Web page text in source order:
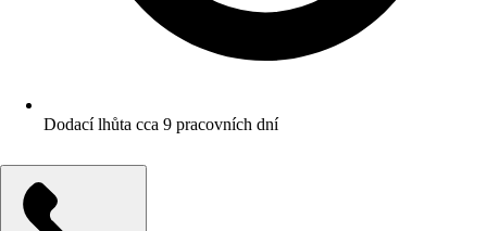
Dodací lhůta cca 9 pracovních dní